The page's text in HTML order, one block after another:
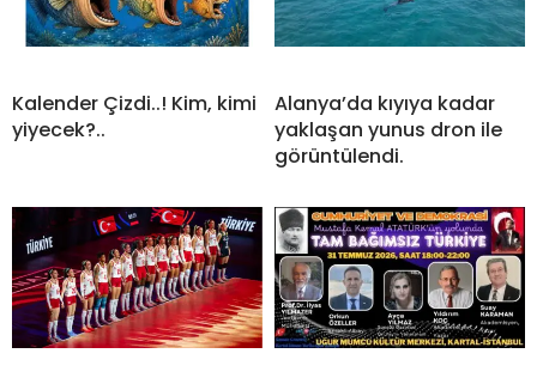
Kalender Çizdi..! Kim, kimi
yiyecek?..
Alanya’da kıyıya kadar
yaklaşan yunus dron ile
görüntülendi.